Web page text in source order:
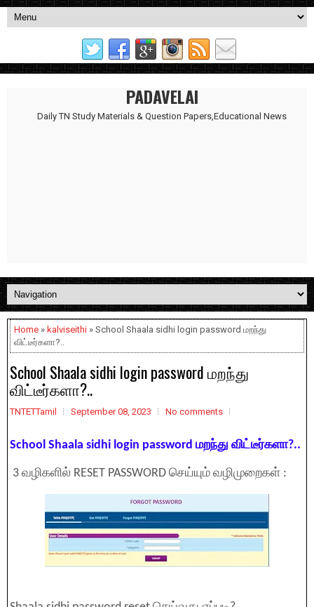
PADAVELAI
Daily TN Study Materials & Question Papers,Educational News
Home » kalviseithi » School Shaala sidhi login password மறந்து
விட்டீர்களா?..
School Shaala sidhi login password மறந்து
விட்டீர்களா?..
TNTETTamil September 08, 2023 No comments
School Shaala sidhi login password மறந்து விட்டீர்களா?..
3 வழிகளில் RESET PASSWORD செய்யும் வழிமுறைகள் :